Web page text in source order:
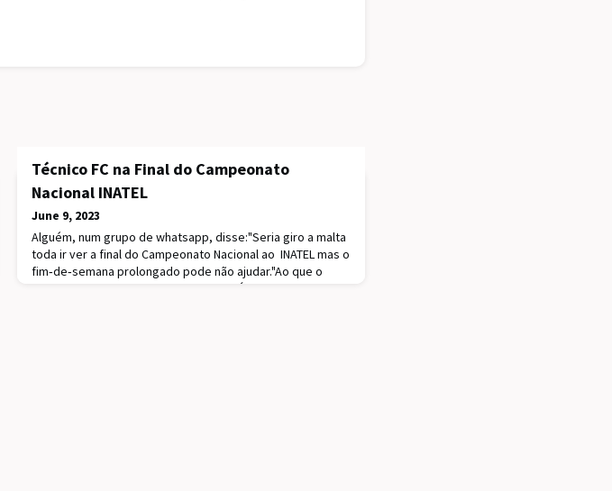
Técnico FC na Final do Campeonato
Nacional INATEL
June 9, 2023
Alguém, num grupo de whatsapp, disse:"Seria giro a malta
toda ir ver a final do Campeonato Nacional ao INATEL mas o
fim‑de‑semana prolongado pode não ajudar."Ao que o
presidente respondeu:"E o que ajuda?É sentir um motivo